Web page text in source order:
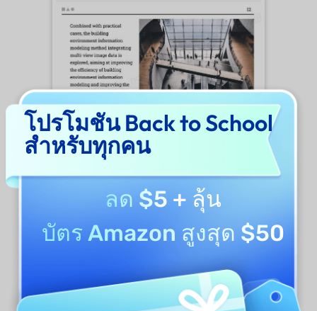
โปรโมชัน Back to School
สำหรับทุกคน
ลด $5 + ลุ้น
บัตร Amazon สูงสุด $50